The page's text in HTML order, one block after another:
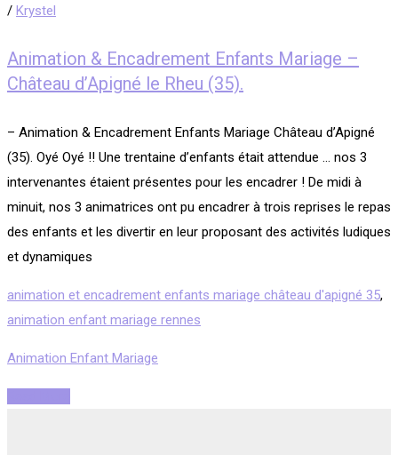
/ Krystel
Animation & Encadrement Enfants Mariage –
Château d’Apigné le Rheu (35).
– Animation & Encadrement Enfants Mariage Château d’Apigné
(35). Oyé Oyé !! Une trentaine d’enfants était attendue … nos 3
intervenantes étaient présentes pour les encadrer ! De midi à
minuit, nos 3 animatrices ont pu encadrer à trois reprises le repas
des enfants et les divertir en leur proposant des activités ludiques
et dynamiques
animation et encadrement enfants mariage château d'apigné 35,
animation enfant mariage rennes
Animation Enfant Mariage